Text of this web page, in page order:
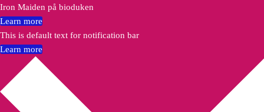
Iron Maiden på bioduken
Learn more
This is default text for notification bar
Learn more